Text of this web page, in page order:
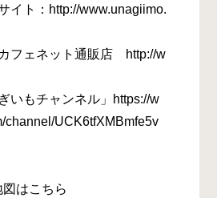
イト：http://www.unagiimo.
フェネット通販店 http://w
いもチャンネル」https://w
channel/UCK6tfXMBmfe5v
はこちら